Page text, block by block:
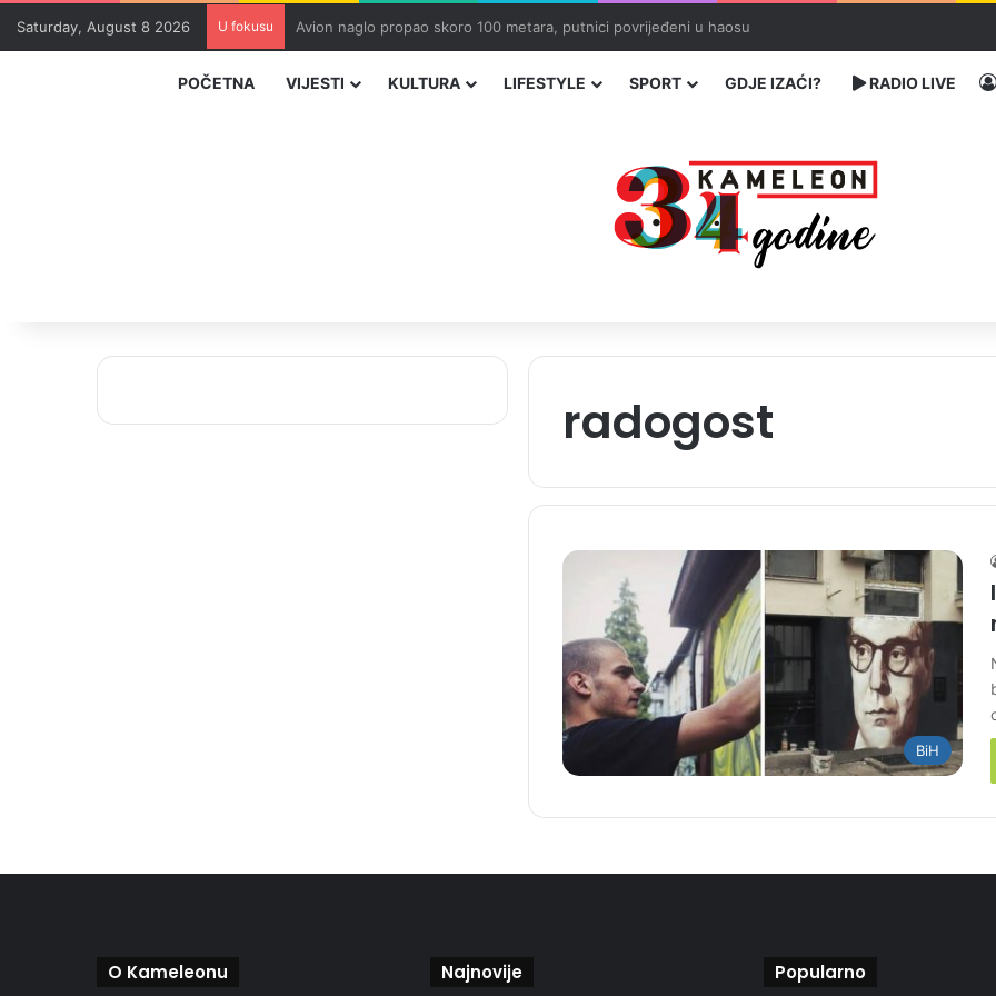
Saturday, August 8 2026 U fokusu Zvizdić, Magazinović i Kojović traže poseban status za Memorijalni centar Srebrenica
POČETNA VIJESTI KULTURA LIFESTYLE SPORT GDJE IZAĆI? RADIO LIVE
radogost
BiH
O Kameleonu Najnovije Popularno